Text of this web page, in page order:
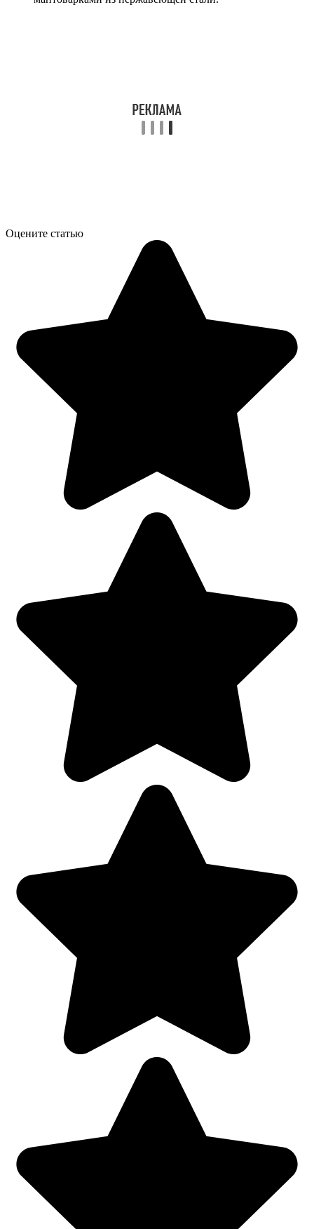
Оцените статью